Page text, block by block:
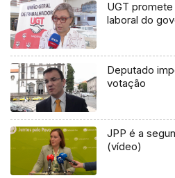
UGT
laboral do
Deputado
votação
JPP é a
(vídeo)